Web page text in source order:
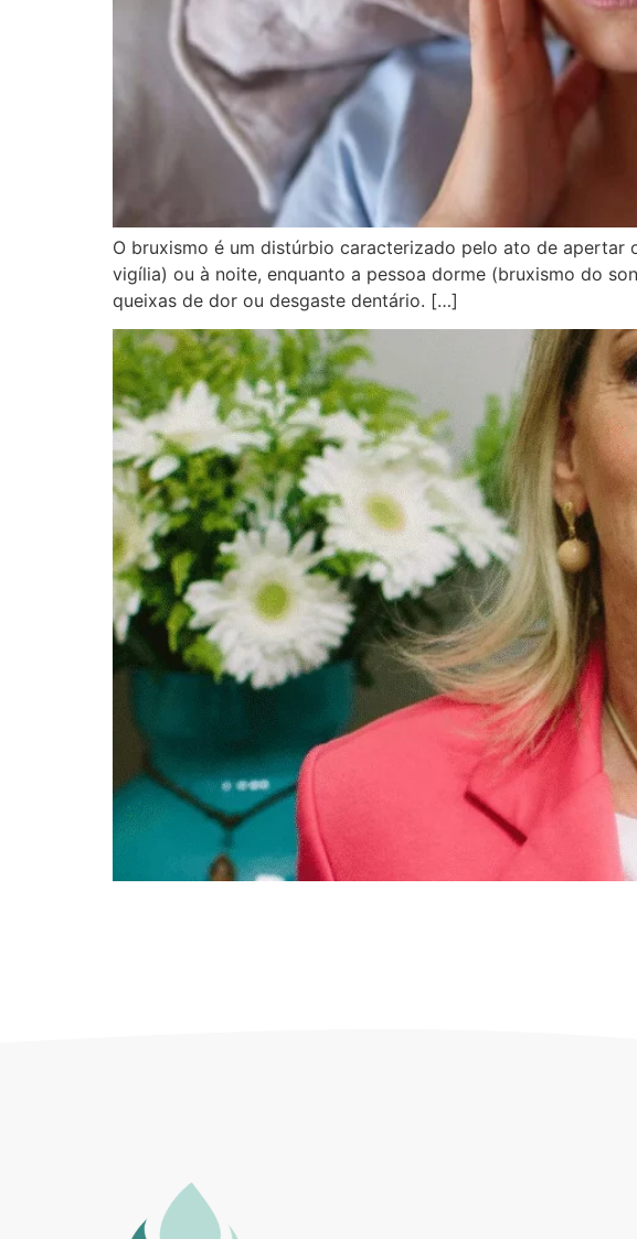
O bruxismo é um distúrbio caracterizado pelo ato de
vigília) ou à noite, enquanto a pessoa dorme (bruxismo do
queixas de dor ou desgaste dentário. […]